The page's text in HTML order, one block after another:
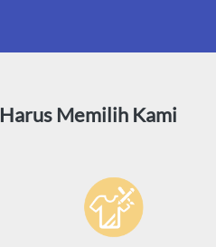
Memilih Kami